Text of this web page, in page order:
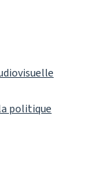
politique